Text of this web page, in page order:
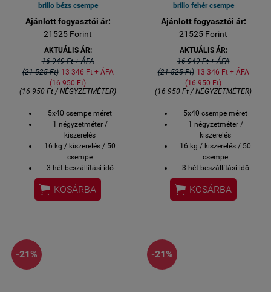
brillo bézs csempe
Ajánlott fogyasztói ár:
21525 Forint
AKTUÁLIS ÁR:
16 949 Ft + ÁFA
(21 525 Ft) 13 346 Ft + ÁFA
(16 950 Ft)
(16 950 Ft / NÉGYZETMÉTER)
5x40 csempe méret
1 négyzetméter /
kiszerelés
16 kg / kiszerelés / 50
csempe
3 hét beszállítási idő
megrendeléstől számítva
Bemutatóteremben
kézzelfogható (Bp.
 KOSÁRBA
brillo fehér csempe
Ajánlott fogyasztói ár:
21525 Forint
AKTUÁLIS ÁR:
16 949 Ft + ÁFA
(21 525 Ft) 13 346 Ft + ÁFA
(16 950 Ft)
(16 950 Ft / NÉGYZETMÉTER)
5x40 csempe méret
1 négyzetméter /
kiszerelés
16 kg / kiszerelés / 50
csempe
3 hét beszállítási idő
megrendeléstől számítva
Bemutatóteremben
kézzelfogható (Bp.
 KOSÁRBA
-21% -21%